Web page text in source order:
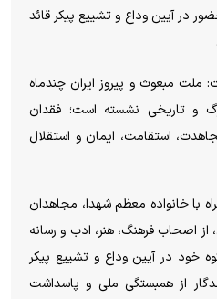
در آیین وداع و تشییع پیکر قائد
ملت مبعوث و پیروز ایران چندماه
و تاریخی نشسته است؛ فقدان
استقامت، ایمان و استقلال
با خانواده معظم شهدا، مجاهدان
اصحاب فرهنگ، هنر، ادب و رسانه
خود در آیین وداع و تشییع پیکر
از همبستگی ملی و پاسداشت